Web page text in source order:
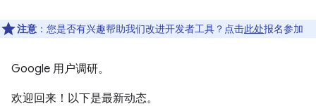
注意 ：您是否有兴趣帮助我们改进开发者工具？点击此处报名参加
Google 用户调研。
欢迎回来！以下是最新动态。